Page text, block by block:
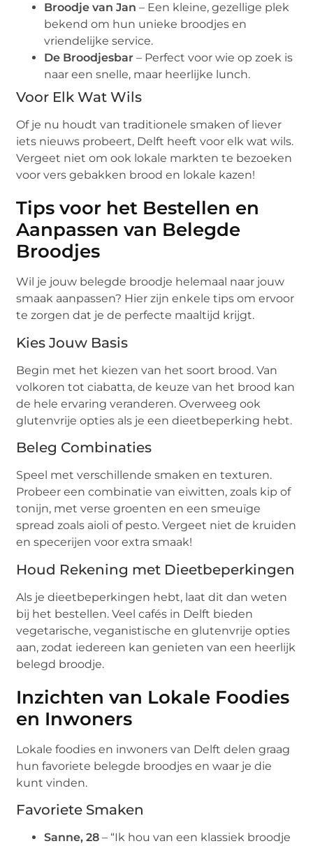
Broodje van Jan – Een kleine, gezellige plek
bekend om hun unieke broodjes en
vriendelijke service.
De Broodjesbar – Perfect voor wie op zoek is
naar een snelle, maar heerlijke lunch.
Voor Elk Wat Wils
Of je nu houdt van traditionele smaken of liever
iets nieuws probeert, Delft heeft voor elk wat wils.
Vergeet niet om ook lokale markten te bezoeken
voor vers gebakken brood en lokale kazen!
Tips voor het Bestellen en
Aanpassen van Belegde
Broodjes
Wil je jouw belegde broodje helemaal naar jouw
smaak aanpassen? Hier zijn enkele tips om ervoor
te zorgen dat je de perfecte maaltijd krijgt.
Kies Jouw Basis
Begin met het kiezen van het soort brood. Van
volkoren tot ciabatta, de keuze van het brood kan
de hele ervaring veranderen. Overweeg ook
glutenvrije opties als je een dieetbeperking hebt.
Beleg Combinaties
Speel met verschillende smaken en texturen.
Probeer een combinatie van eiwitten, zoals kip of
tonijn, met verse groenten en een smeuïge
spread zoals aioli of pesto. Vergeet niet de kruiden
en specerijen voor extra smaak!
Houd Rekening met Dieetbeperkingen
Als je dieetbeperkingen hebt, laat dit dan weten
bij het bestellen. Veel cafés in Delft bieden
vegetarische, veganistische en glutenvrije opties
aan, zodat iedereen kan genieten van een heerlijk
belegd broodje.
Inzichten van Lokale Foodies
en Inwoners
Lokale foodies en inwoners van Delft delen graag
hun favoriete belegde broodjes en waar je die
kunt vinden.
Favoriete Smaken
Sanne, 28 – “Ik hou van een klassiek broodje